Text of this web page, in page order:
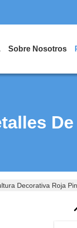
Sobre Nosotros
Decorativa Roja